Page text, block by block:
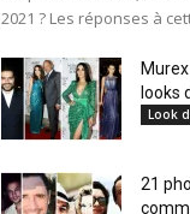
2021 ? Les réponses à
looks
Look
21